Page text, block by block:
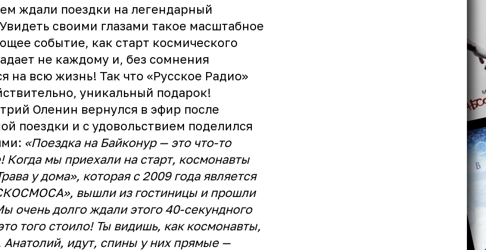
ждали поездки на легендарный
своими глазами такое масштабное
событие, как старт космического
не каждому и, без сомнения
на всю жизнь! Так что «Русское Радио»
уникальный подарок!
Оленин вернулся в эфир после
поездки и с удовольствием поделился
«Поездка на Байконур — это что-то
Когда мы приехали на старт, космонавты
у дома», которая с 2009 года является
вышли из гостиницы и прошли
очень долго ждали этого 40-секундного
того стоило! Ты видишь, как космонавты,
Анатолий, идут, спины у них прямые —